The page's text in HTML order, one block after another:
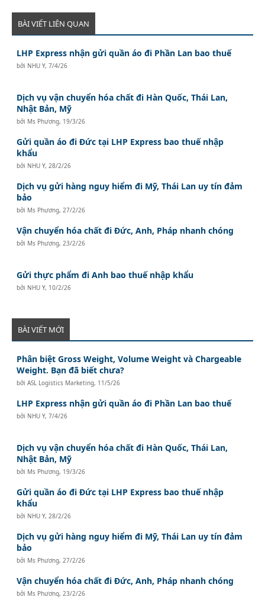
BÀI VIẾT LIÊN QUAN
LHP Express nhận gửi quần áo đi Phần Lan bao thuế
bởi NHU Y,7/4/26
Dịch vụ vận chuyển hóa chất đi Hàn Quốc, Thái Lan,
Nhật Bản, Mỹ
bởi Ms Phương, 19/3/26
Gửi quần áo đi Đức tại LHP Express bao thuế nhập
khẩu
bởi NHU Y,28/2/26
Dịch vụ gửi hàng nguy hiểm đi Mỹ, Thái Lan uy tín đảm
bảo
bởi Ms Phương,27/2/26
Vận chuyển hóa chất đi Đức, Anh, Pháp nhanh chóng
bởi Ms Phương,23/2/26
Gửi thực phẩm đi Anh bao thuế nhập khẩu
bởi NHU Y, 10/2/26
BÀI VIẾT MỚI
Phân biệt Gross Weight, Volume Weight và Chargeable
Weight. Bạn đã biết chưa?
bởiASL Logistics Marketing, 11/5/26
LHP Express nhận gửi quần áo đi Phần Lan bao thuế
bởi NHU Y,7/4/26
Dịch vụ vận chuyển hóa chất đi Hàn Quốc, Thái Lan,
Nhật Bản, Mỹ
bởi Ms Phương, 19/3/26
Gửi quần áo đi Đức tại LHP Express bao thuế nhập
khẩu
bởi NHU Y,28/2/26
Dịch vụ gửi hàng nguy hiểm đi Mỹ, Thái Lan uy tín đảm
bảo
bởi Ms Phương,27/2/26
Vận chuyển hóa chất đi Đức, Anh, Pháp nhanh chóng
bởi Ms Phương,23/2/26